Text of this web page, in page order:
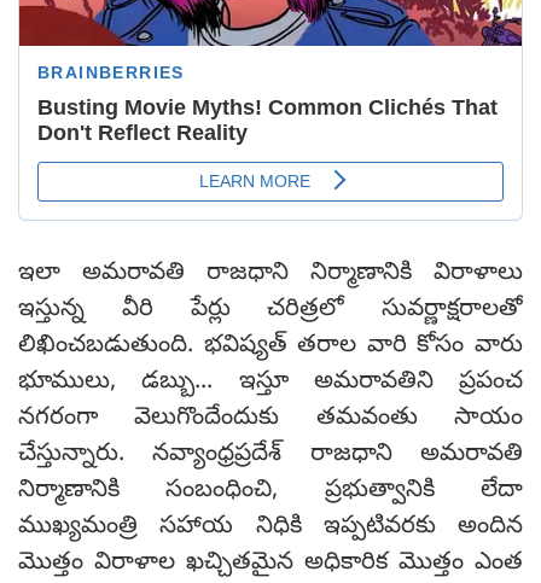
ఇలా అమరావతి రాజధాని నిర్మాణానికి విరాళాలు
ఇస్తున్న వీరి పేర్లు చరిత్రలో సువర్ణాక్షరాలతో
లిఖించబడుతుంది. భవిష్యత్ తరాల వారి కోసం వారు
భూములు, డబ్బు... ఇస్తూ అమరావతిని ప్రపంచ
నగరంగా వెలుగొందేందుకు తమవంతు సాయం
చేస్తున్నారు. నవ్యాంధ్రప్రదేశ్ రాజధాని అమరావతి
నిర్మాణానికి సంబంధించి, ప్రభుత్వానికి లేదా
ముఖ్యమంత్రి సహాయ నిధికి ఇప్పటివరకు అందిన
మొత్తం విరాళాల ఖచ్చితమైన అధికారిక మొత్తం ఎంత